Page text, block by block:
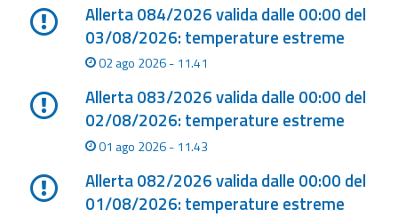
Informazioni
utili
frequenti
Guida per gli
sviluppatori
Il progetto
Allerta 084/2026 valida dalle 00:00 del
03/08/2026: temperature estreme
02 ago 2026 - 11.41
Allerta 083/2026 valida dalle 00:00 del
02/08/2026: temperature estreme
01 ago 2026 - 11.43
Allerta 082/2026 valida dalle 00:00 del
01/08/2026: temperature estreme